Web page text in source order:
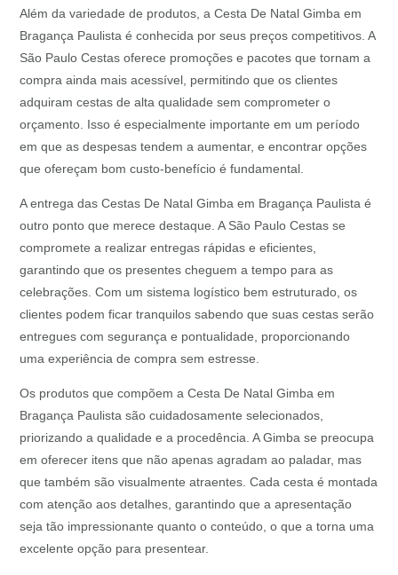
Além da variedade de produtos, a Cesta De Natal Gimba em
Bragança Paulista é conhecida por seus preços competitivos. A
São Paulo Cestas oferece promoções e pacotes que tornam a
compra ainda mais acessível, permitindo que os clientes
adquiram cestas de alta qualidade sem comprometer o
orçamento. Isso é especialmente importante em um período
em que as despesas tendem a aumentar, e encontrar opções
que ofereçam bom custo-benefício é fundamental.
A entrega das Cestas De Natal Gimba em Bragança Paulista é
outro ponto que merece destaque. A São Paulo Cestas se
compromete a realizar entregas rápidas e eficientes,
garantindo que os presentes cheguem a tempo para as
celebrações. Com um sistema logístico bem estruturado, os
clientes podem ficar tranquilos sabendo que suas cestas serão
entregues com segurança e pontualidade, proporcionando
uma experiência de compra sem estresse.
Os produtos que compõem a Cesta De Natal Gimba em
Bragança Paulista são cuidadosamente selecionados,
priorizando a qualidade e a procedência. A Gimba se preocupa
em oferecer itens que não apenas agradam ao paladar, mas
que também são visualmente atraentes. Cada cesta é montada
com atenção aos detalhes, garantindo que a apresentação
seja tão impressionante quanto o conteúdo, o que a torna uma
excelente opção para presentear.